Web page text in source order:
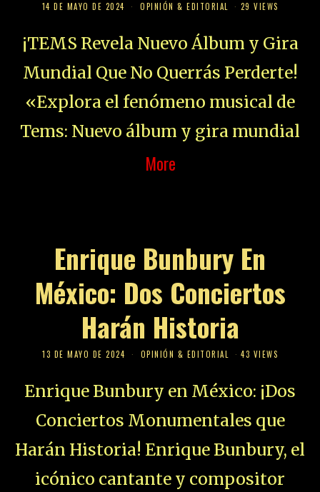
14 DE MAYO DE 2024 OPINIÓN & EDITORIAL 29 VIEWS
¡TEMS Revela Nuevo Álbum y Gira
Mundial Que No Querrás Perderte!
«Explora el fenómeno musical de
Tems: Nuevo álbum y gira mundial
More
Enrique Bunbury En
México: Dos Conciertos
Harán Historia
13 DE MAYO DE 2024 OPINIÓN & EDITORIAL 43 VIEWS
Enrique Bunbury en México: ¡Dos
Conciertos Monumentales que
Harán Historia! Enrique Bunbury, el
icónico cantante y compositor